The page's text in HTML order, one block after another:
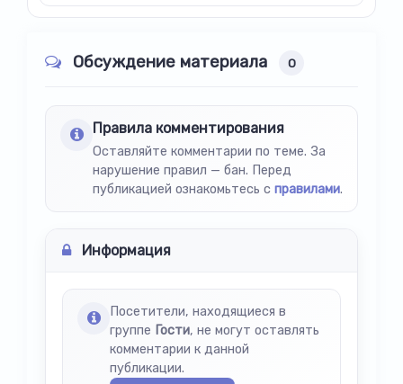
Обсуждение материала 0
Правила комментирования
Оставляйте комментарии по теме. За
нарушение правил — бан. Перед
публикацией ознакомьтесь с правилами.
Информация
Посетители, находящиеся в
группе Гости, не могут оставлять
комментарии к данной
публикации.